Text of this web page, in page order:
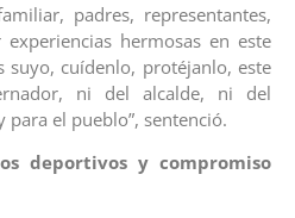
padres, representantes,
hermosas en este
suyo, cuídenlo, protéjanlo, este
ni del alcalde, ni del
el pueblo”, sentenció.
deportivos y compromiso